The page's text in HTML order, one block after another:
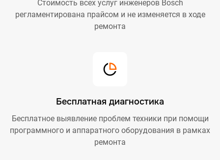
Стоимость всех услуг инженеров Bosch
регламентирована прайсом и не изменяется в ходе
ремонта
Бесплатная диагностика
Бесплатное выявление проблем техники при помощи
программного и аппаратного оборудования в рамках
ремонта